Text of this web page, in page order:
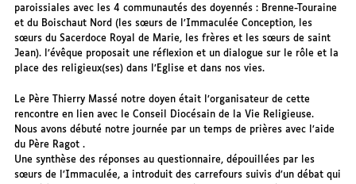
paroissiales avec les 4 communautés des doyennés : Brenne-Touraine
et du Boischaut Nord (les sœurs de l’Immaculée Conception, les
sœurs du Sacerdoce Royal de Marie, les frères et les sœurs de saint
Jean). l’évêque proposait une réflexion et un dialogue sur le rôle et la
place des religieux(ses) dans l’Eglise et dans nos vies.
Le Père Thierry Massé notre doyen était l’organisateur de cette
rencontre en lien avec le Conseil Diocésain de la Vie Religieuse.
Nous avons débuté notre journée par un temps de prières avec l’aide
du Père Ragot .
Une synthèse des réponses au questionnaire, dépouillées par les
sœurs de l’Immaculée, a introduit des carrefours suivis d’un débat qui